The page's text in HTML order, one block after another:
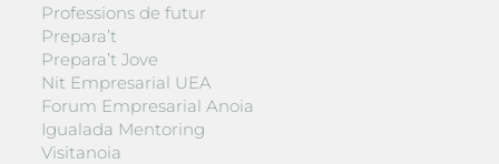
Professions de futur
Prepara’t
Prepara’t Jove
Nit Empresarial UEA
Forum Empresarial Anoia
Igualada Mentoring
Visitanoia